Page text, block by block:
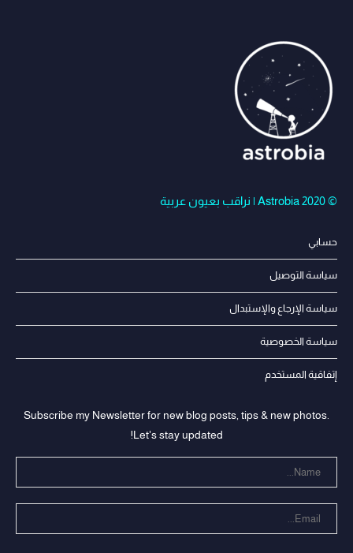
© Astrobia 2020 | نراقب بعيون عربية
حسابي
سياسة التوصيل
سياسة الإرجاع والإستبدال
سياسة الخصوصية
إتفاقية المستخدم
Subscribe my Newsletter for new blog posts, tips & new photos.
Let's stay updated!